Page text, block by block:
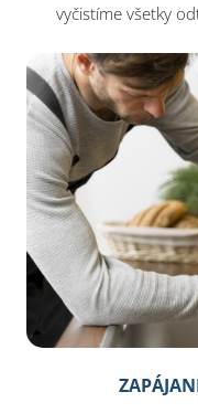
vyčistíme všetky